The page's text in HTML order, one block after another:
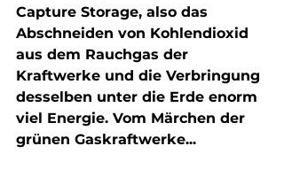
Capture Storage, also das
Abschneiden von Kohlendioxid
aus dem Rauchgas der
Kraftwerke und die Verbringung
desselben unter die Erde enorm
viel Energie. Vom Märchen der
grünen Gaskraftwerke...